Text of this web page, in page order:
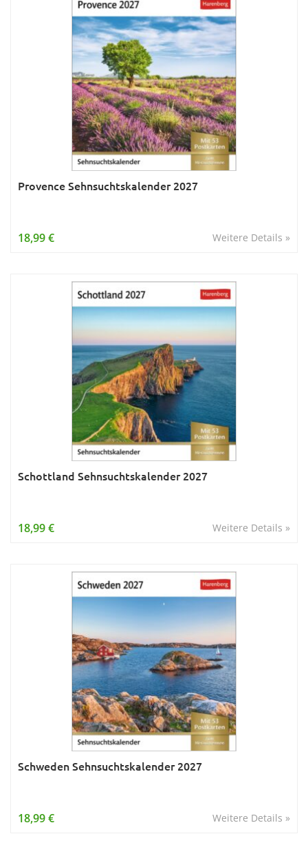
Provence Sehnsuchtskalender 2027
Weitere Details »
18,99 €
Schottland Sehnsuchtskalender 2027
Weitere Details »
18,99 €
Schweden Sehnsuchtskalender 2027
Weitere Details »
18,99 €